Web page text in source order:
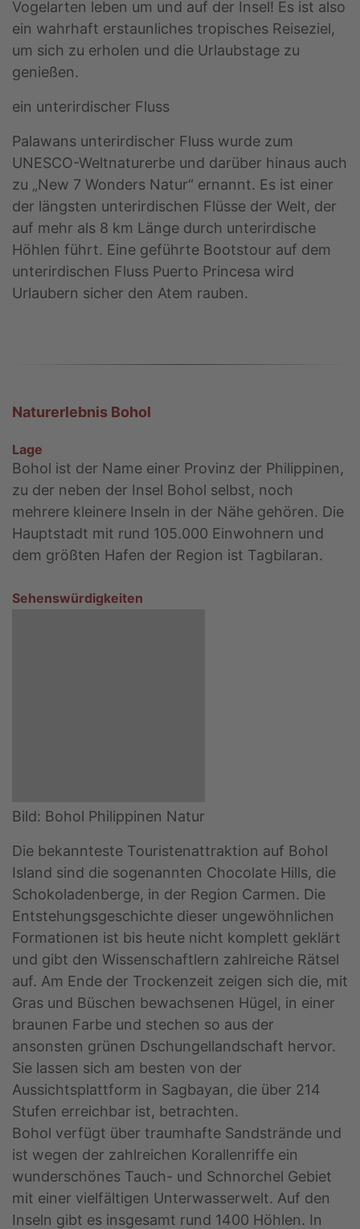
Vogelarten leben um und auf der Insel! Es ist also
ein wahrhaft erstaunliches tropisches Reiseziel,
um sich zu erholen und die Urlaubstage zu
genießen.
ein unterirdischer Fluss
Palawans unterirdischer Fluss wurde zum
UNESCO-Weltnaturerbe und darüber hinaus auch
zu „New 7 Wonders Natur“ ernannt. Es ist einer
der längsten unterirdischen Flüsse der Welt, der
auf mehr als 8 km Länge durch unterirdische
Höhlen führt. Eine geführte Bootstour auf dem
unterirdischen Fluss Puerto Princesa wird
Urlaubern sicher den Atem rauben.
Naturerlebnis Bohol
Lage
Bohol ist der Name einer Provinz der Philippinen,
zu der neben der Insel Bohol selbst, noch
mehrere kleinere Inseln in der Nähe gehören. Die
Hauptstadt mit rund 105.000 Einwohnern und
dem größten Hafen der Region ist Tagbilaran.
Sehenswürdigkeiten
Bild: Bohol Philippinen Natur
Die bekannteste Touristenattraktion auf Bohol
Island sind die sogenannten Chocolate Hills, die
Schokoladenberge, in der Region Carmen. Die
Entstehungsgeschichte dieser ungewöhnlichen
Formationen ist bis heute nicht komplett geklärt
und gibt den Wissenschaftlern zahlreiche Rätsel
auf. Am Ende der Trockenzeit zeigen sich die, mit
Gras und Büschen bewachsenen Hügel, in einer
braunen Farbe und stechen so aus der
ansonsten grünen Dschungellandschaft hervor.
Sie lassen sich am besten von der
Aussichtsplattform in Sagbayan, die über 214
Stufen erreichbar ist, betrachten.
Bohol verfügt über traumhafte Sandstrände und
ist wegen der zahlreichen Korallenriffe ein
wunderschönes Tauch- und Schnorchel Gebiet
mit einer vielfältigen Unterwasserwelt. Auf den
Inseln gibt es insgesamt rund 1400 Höhlen. In